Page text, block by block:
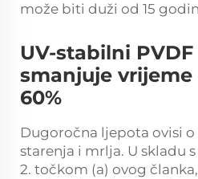
može biti duži od 15
UV-stabilni
smanjuje vrijeme
60%
Dugoročna ljepota ovisi
starenja i mrlja. U skladu
2. točkom (a) ovog